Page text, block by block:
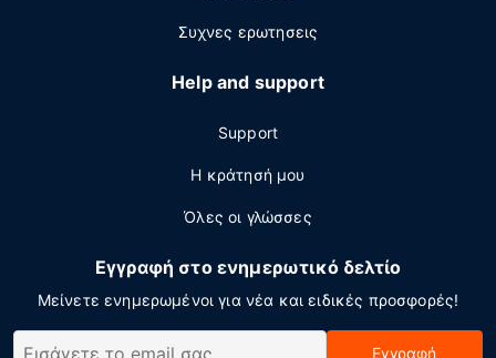
Συχνες ερωτησεις
Help and support
Support
Η κράτησή μου
Όλες οι γλώσσες
Εγγραφή στο ενημερωτικό δελτίο
Μείνετε ενημερωμένοι για νέα και ειδικές προσφορές!
Εγγραφή